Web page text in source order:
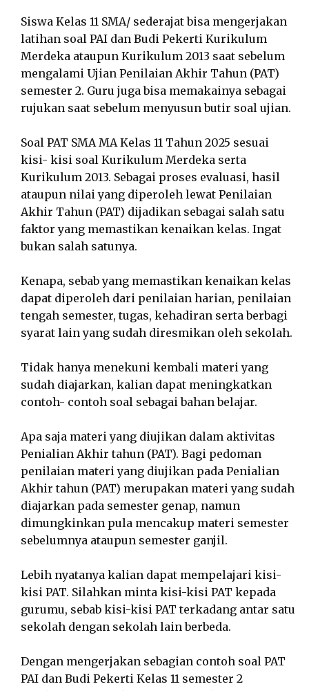
Siswa Kelas 11 SMA/ sederajat bisa mengerjakan
latihan soal PAI dan Budi Pekerti Kurikulum
Merdeka ataupun Kurikulum 2013 saat sebelum
mengalami Ujian Penilaian Akhir Tahun (PAT)
semester 2. Guru juga bisa memakainya sebagai
rujukan saat sebelum menyusun butir soal ujian.
Soal PAT SMA MA Kelas 11 Tahun 2025 sesuai
kisi- kisi soal Kurikulum Merdeka serta
Kurikulum 2013. Sebagai proses evaluasi, hasil
ataupun nilai yang diperoleh lewat Penilaian
Akhir Tahun (PAT) dijadikan sebagai salah satu
faktor yang memastikan kenaikan kelas. Ingat
bukan salah satunya.
Kenapa, sebab yang memastikan kenaikan kelas
dapat diperoleh dari penilaian harian, penilaian
tengah semester, tugas, kehadiran serta berbagi
syarat lain yang sudah diresmikan oleh sekolah.
Tidak hanya menekuni kembali materi yang
sudah diajarkan, kalian dapat meningkatkan
contoh- contoh soal sebagai bahan belajar.
Apa saja materi yang diujikan dalam aktivitas
Penialian Akhir tahun (PAT). Bagi pedoman
penilaian materi yang diujikan pada Penialian
Akhir tahun (PAT) merupakan materi yang sudah
diajarkan pada semester genap, namun
dimungkinkan pula mencakup materi semester
sebelumnya ataupun semester ganjil.
Lebih nyatanya kalian dapat mempelajari kisi-
kisi PAT. Silahkan minta kisi-kisi PAT kepada
gurumu, sebab kisi-kisi PAT terkadang antar satu
sekolah dengan sekolah lain berbeda.
Dengan mengerjakan sebagian contoh soal PAT
PAI dan Budi Pekerti Kelas 11 semester 2